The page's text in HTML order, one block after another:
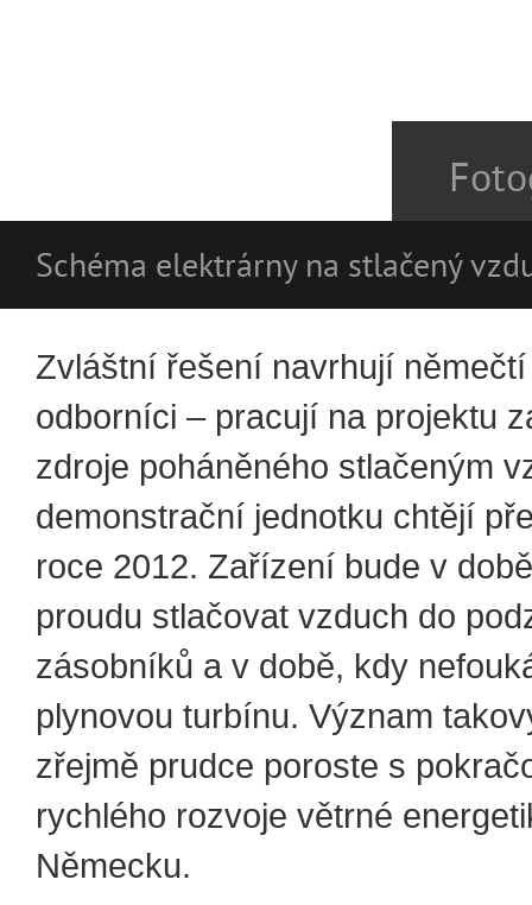
Schéma elektrárny na stlačený
Zvláštní řešení navrhují
odborníci – pracují na projektu
zdroje poháněného stlačeným
demonstrační jednotku chtějí
roce 2012. Zařízení bude v
proudu stlačovat vzduch do
zásobníků a v době, kdy
plynovou turbínu. Význam
zřejmě prudce poroste s
rychlého rozvoje větrné
Německu.